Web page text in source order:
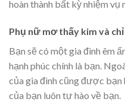
hoàn thành bất kỳ nhiệm vụ
Phụ nữ mơ thấy kim và chỉ
Bạn sẽ có một gia đình êm
hạnh phúc chính là bạn.
của gia đình cũng được
của bạn luôn tự hào về bạn.